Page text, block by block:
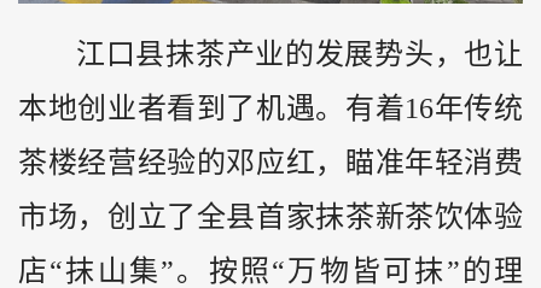
江口县抹茶产业的发展势头，也让
本地创业者看到了机遇。有着16年传统
茶楼经营经验的邓应红，瞄准年轻消费
市场，创立了全县首家抹茶新茶饮体验
店“抹山集”。按照“万物皆可抹”的理